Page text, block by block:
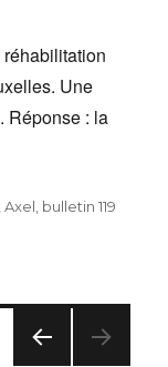
Une
Réponse : la
Axel bulletin 119